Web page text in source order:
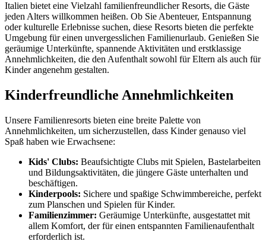
Italien bietet eine Vielzahl familienfreundlicher Resorts, die Gäste
jeden Alters willkommen heißen. Ob Sie Abenteuer, Entspannung
oder kulturelle Erlebnisse suchen, diese Resorts bieten die perfekte
Umgebung für einen unvergesslichen Familienurlaub. Genießen Sie
geräumige Unterkünfte, spannende Aktivitäten und erstklassige
Annehmlichkeiten, die den Aufenthalt sowohl für Eltern als auch für
Kinder angenehm gestalten.
Kinderfreundliche Annehmlichkeiten
Unsere Familienresorts bieten eine breite Palette von
Annehmlichkeiten, um sicherzustellen, dass Kinder genauso viel
Spaß haben wie Erwachsene:
Kids' Clubs: Beaufsichtigte Clubs mit Spielen, Bastelarbeiten
und Bildungsaktivitäten, die jüngere Gäste unterhalten und
beschäftigen.
Kinderpools: Sichere und spaßige Schwimmbereiche, perfekt
zum Planschen und Spielen für Kinder.
Familienzimmer: Geräumige Unterkünfte, ausgestattet mit
allem Komfort, der für einen entspannten Familienaufenthalt
erforderlich ist.